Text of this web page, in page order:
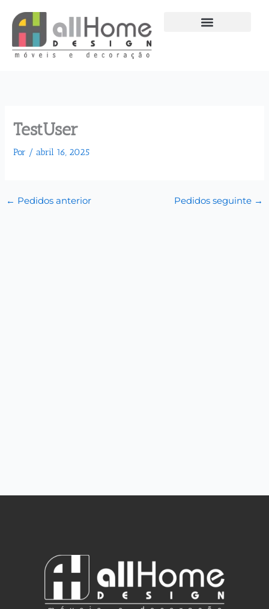
para
conteúdo
TestUser
Por /abril 16, 2025
← Pedidos anterior Pedidos seguinte →